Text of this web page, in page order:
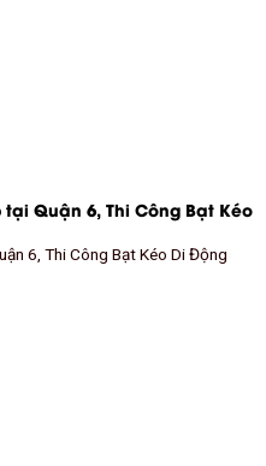
Quận 6, Thi Công Bạt Kéo
6, Thi Công Bạt Kéo Di Động